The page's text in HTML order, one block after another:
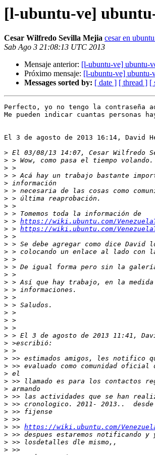
[l-ubuntu-ve]
Cesar Wilfredo Sevilla Mejia cesar en
Sab Ago 3 21:08:13 UTC 2013
Mensaje anterior: [l-ubuntu-ve] ubuntu-
Próximo mensaje: [l-ubuntu-ve] ubuntu-
Messages sorted by: [ date ] [ thread ] [
Perfecto, yo no tengo la
Me pueden indicar cuantas personas
El 3 de agosto de 2013 16:14, David
>
>
>
>
>
>
>
>
>
> > https://wiki.ubuntu.com/
> > https://wiki.ubuntu.com/
>
>
>
>
>
>
>
>
>
>
>
>
>
> > El 3 de agosto de 2013 11:41,
>
>
>
>
>
>
>
>
>
>
>
> >> https://wiki.ubuntu.com/
>
>
>